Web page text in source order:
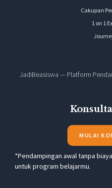
Cakupan
1 on 1
JadiBeasiswa — Platform
MULAI
*Pendampingan awal tanpa
untuk program belajarmu.